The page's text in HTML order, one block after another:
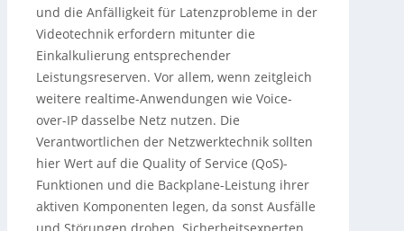
und die Anfälligkeit für Latenzprobleme in der
Videotechnik erfordern mitunter die
Einkalkulierung entsprechender
Leistungsreserven. Vor allem, wenn zeitgleich
weitere realtime-Anwendungen wie Voice-
over-IP dasselbe Netz nutzen. Die
Verantwortlichen der Netzwerktechnik sollten
hier Wert auf die Quality of Service (QoS)-
Funktionen und die Backplane-Leistung ihrer
aktiven Komponenten legen, da sonst Ausfälle